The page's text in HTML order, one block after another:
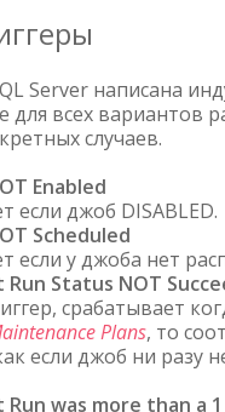
Server написана
всех вариантов
случаев.
Enabled
если джоб DISABLED.
Scheduled
если у джоба нет
Run Status NOT
срабатывает
Plans, то
если джоб ни разу
Run was more than a